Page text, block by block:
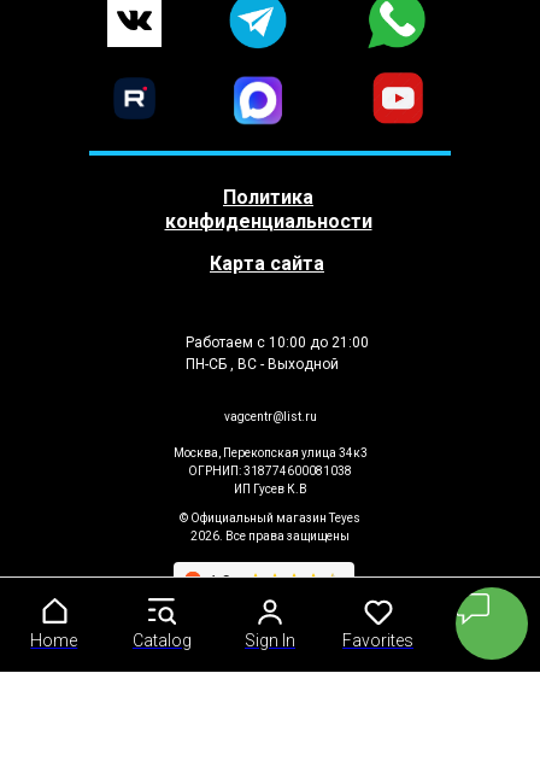
Home Catalog Sign In Favorites
Home Catalog Sign In Favorites
Москва, Перекопская улица 34к3
ОГРНИП: 318774600081038
ИП Гусев К.В
vagcentr@list.ru
© Официальный магазин Teyes
2026. Все права защищены
Работаем с 10:00 до 21:00
ПН-СБ , ВС - Выходной
Политика
конфиденциальности
Карта сайта